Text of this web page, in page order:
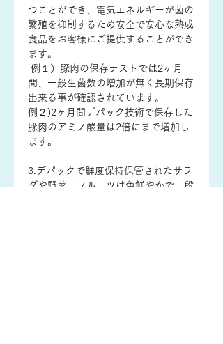
つことができ、電気エネルギーが菌の
繁殖を抑制するため安全で安心な熟成
食品をお客様にご提供することができ
ます。
間、一般生菌数の増加が無く長期保存
出来る事が確認されています。
例２)2ヶ月間デパック技術で保存した
豚肉のアミノ酸量は2倍にまで増加し
ます。
3.デパックで鮮度保持保管されたサラ
ダや野菜、フルーツは色鮮やかで一段